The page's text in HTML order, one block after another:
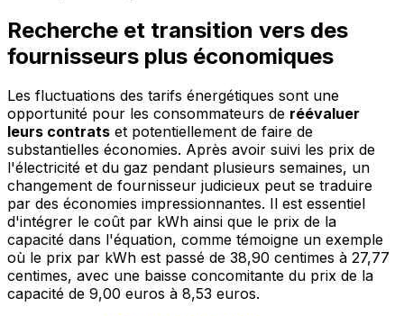
Recherche et transition vers des
fournisseurs plus économiques
Les fluctuations des tarifs énergétiques sont une
opportunité pour les consommateurs de réévaluer
leurs contrats et potentiellement de faire de
substantielles économies. Après avoir suivi les prix de
l'électricité et du gaz pendant plusieurs semaines, un
changement de fournisseur judicieux peut se traduire
par des économies impressionnantes. Il est essentiel
d'intégrer le coût par kWh ainsi que le prix de la
capacité dans l'équation, comme témoigne un exemple
où le prix par kWh est passé de 38,90 centimes à 27,77
centimes, avec une baisse concomitante du prix de la
capacité de 9,00 euros à 8,53 euros.